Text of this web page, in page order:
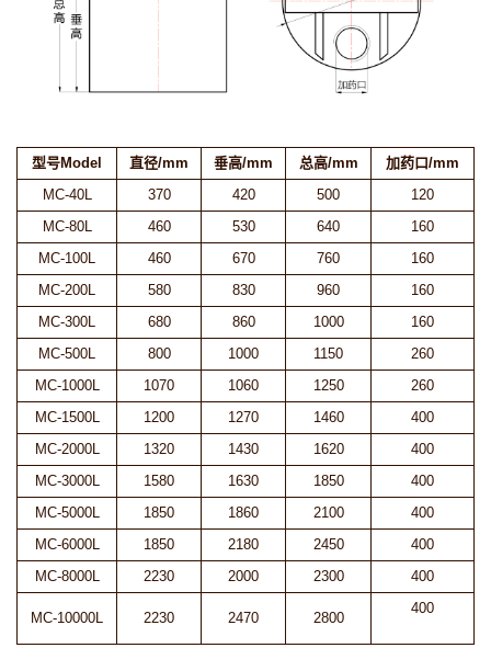
型号Model 直径/mm 垂高/mm 总高/mm
加药口/mm
MC-40L
370 420 500
120
MC-80L
460 530 640
160
MC-100L
460 670 760
160
MC-200L
580 830 960
160
MC-300L
680 860 1000
160
MC-500L
800 1000 1150
260
MC-1000L
1070 1060 1250
260
MC-1500L
1200 1270 1460
400
MC-2000L
1320 1430 1620
400
MC-3000L
1580 1630 1850
400
MC-5000L
1850 1860 2100
400
MC-6000L
1850 2180 2450
400
MC-8000L
2230 2000 2300 400
MC-10000L 2230 2470 2800
400